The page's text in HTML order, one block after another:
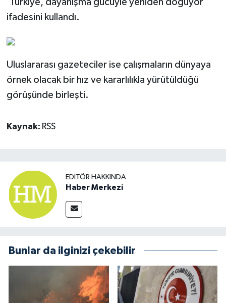
ifadesini kullandı.
Uluslararası gazeteciler ise çalışmaların dünyaya
örnek olacak bir hız ve kararlılıkla yürütüldüğü
görüşünde birleşti.
Kaynak: RSS
EDITÖR HAKKINDA
Haber Merkezi
Bunlar da ilginizi çekebilir